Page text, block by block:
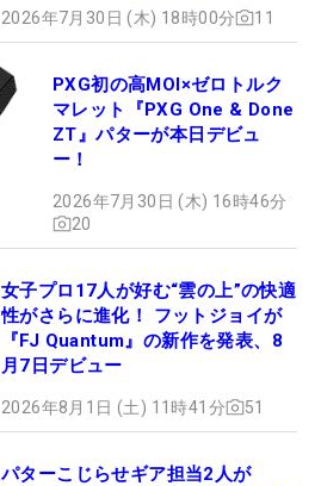
2026年7月30日 (木) 18時00分 11
PXG初の高MOI×ゼロトルク
マレット『PXG One & Done
ZT』パターが本日デビュ
ー！
2026年7月30日 (木) 16時46分
20
女子プロ17人が好む“雲の上”の快適
性がさらに進化！ フットジョイが
『FJ Quantum』の新作を発表、8
月7日デビュー
2026年8月1日 (土) 11時41分 51
パターこじらせギア担当2人が